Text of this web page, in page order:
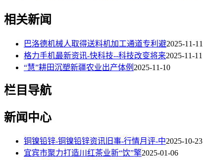
相关新闻
巴洛德机械人取得送料机加工通道专利避2025-11-11
格力手机最新资讯-快科技--科技改变将来2025-11-11
“慧”耕田沉塑新疆农业出产体例 2025-11-10
栏目导航
新闻中心
铜镍铅锌-铜镍铅锌资讯旧事-行情月评-中2025-10-23
宜宾市聚力打造川红茶业新“饮”擎2025-01-06